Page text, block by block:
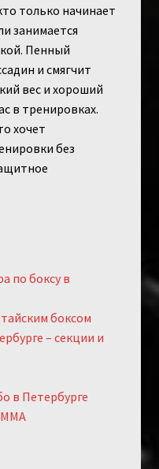
только начинает
занимается
Пенный
и смягчит
вес и хороший
в тренировках.
хочет
без
по боксу в
боксом
– секции и
в Петербурге
ММА